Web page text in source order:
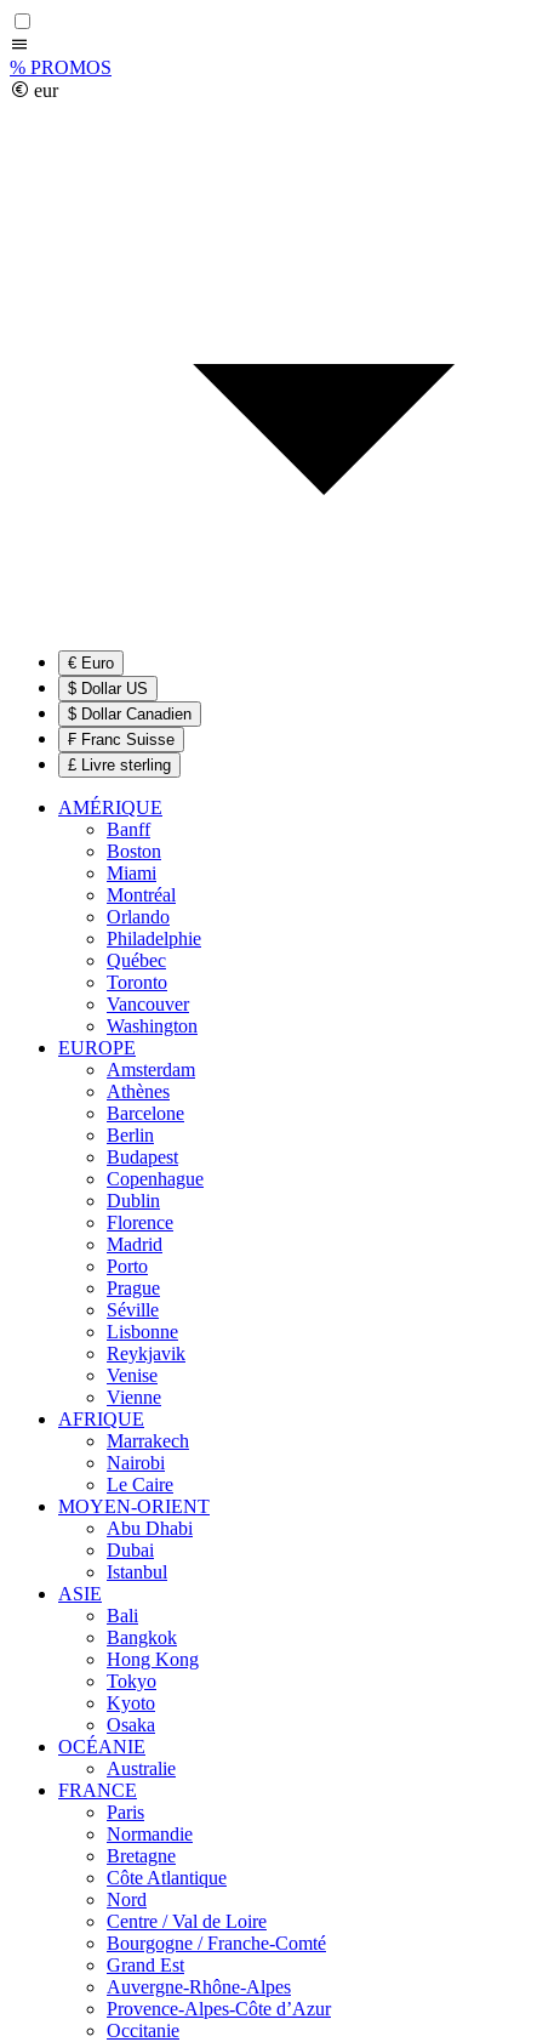
% PROMOS
eur
€ Euro
$ Dollar US
$ Dollar Canadien
₣ Franc Suisse
£ Livre sterling
AMÉRIQUE
Banff
Boston
Miami
Montréal
Orlando
Philadelphie
Québec
Toronto
Vancouver
Washington
EUROPE
Amsterdam
Athènes
Barcelone
Berlin
Budapest
Copenhague
Dublin
Florence
Madrid
Porto
Prague
Séville
Lisbonne
Reykjavik
Venise
Vienne
AFRIQUE
Marrakech
Nairobi
Le Caire
MOYEN-ORIENT
Abu Dhabi
Dubai
Istanbul
ASIE
Bali
Bangkok
Hong Kong
Tokyo
Kyoto
Osaka
OCÉANIE
Australie
FRANCE
Paris
Normandie
Bretagne
Côte Atlantique
Nord
Centre / Val de Loire
Bourgogne / Franche-Comté
Grand Est
Auvergne-Rhône-Alpes
Provence-Alpes-Côte d’Azur
Occitanie